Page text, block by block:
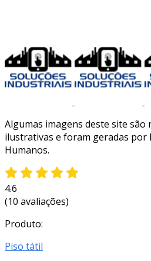
Algumas imagens deste site são
ilustrativas e foram geradas por
Humanos.
4.6
(10 avaliações)
Produto:
Piso tátil